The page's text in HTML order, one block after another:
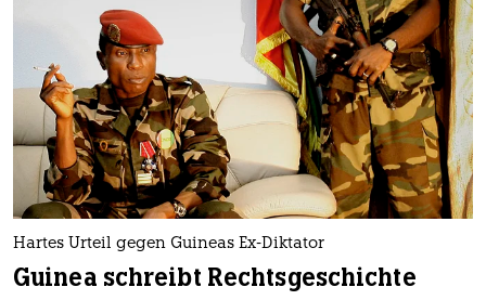
Hartes Urteil gegen Guineas Ex-Diktator
Guinea schreibt Rechtsgeschichte